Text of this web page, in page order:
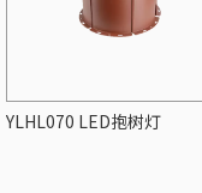
YLHL070 LED抱树灯